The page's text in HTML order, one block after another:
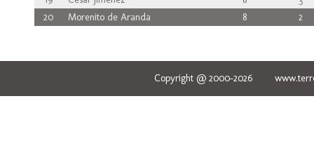
20
Morenito de Aranda 8 2
Copyright @ 2000-2026